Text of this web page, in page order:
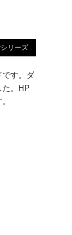
リーズ
です。ダ
た。HP